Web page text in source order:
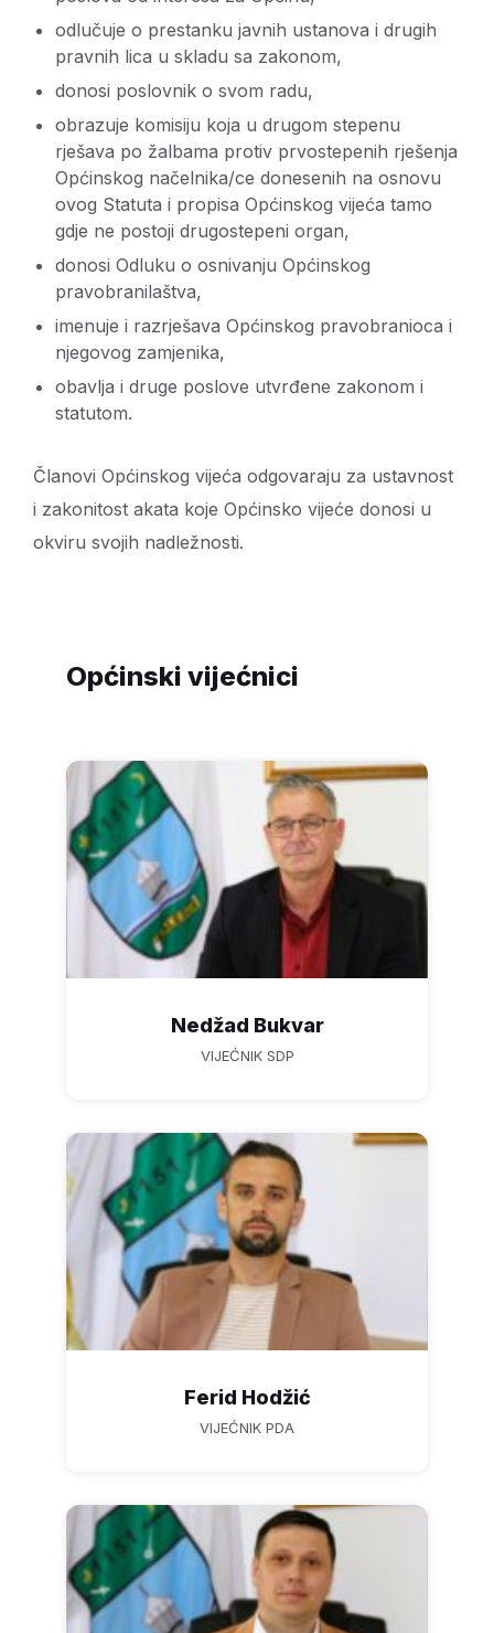
odlučuje o prestanku javnih ustanova i drugih
pravnih lica u skladu sa zakonom,
donosi poslovnik o svom radu,
obrazuje komisiju koja u drugom stepenu
rješava po žalbama protiv prvostepenih rješenja
Općinskog načelnika/ce donesenih na osnovu
ovog Statuta i propisa Općinskog vijeća tamo
gdje ne postoji drugostepeni organ,
donosi Odluku o osnivanju Općinskog
pravobranilaštva,
imenuje i razrješava Općinskog pravobranioca i
njegovog zamjenika,
obavlja i druge poslove utvrđene zakonom i
statutom.
Članovi Općinskog vijeća odgovaraju za ustavnost
i zakonitost akata koje Općinsko vijeće donosi u
okviru svojih nadležnosti.
Općinski vijećnici
Nedžad Bukvar
VIJEĆNIK SDP
Ferid Hodžić
VIJEĆNIK PDA